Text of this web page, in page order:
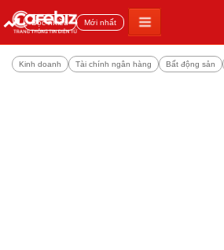
Đọc nhiều Mới nhất
Kinh doanh Tài chính ngân hàng Bất động sản